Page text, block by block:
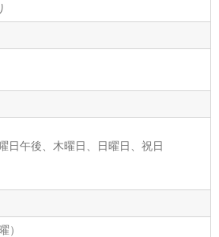
日午後、木曜日、日曜日、祝日
）